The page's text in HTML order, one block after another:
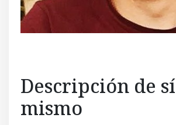
Descripción de sí
mismo